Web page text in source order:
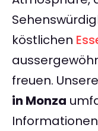
köstlichen
freuen. Unsere
in Monza